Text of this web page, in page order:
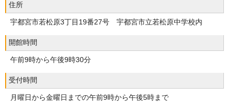
住所
宇都宮市若松原3丁目19番27号 宇都宮市立若松原中学校内
開館時間
午前9時から午後9時30分
受付時間
月曜日から金曜日までの午前9時から午後5時まで